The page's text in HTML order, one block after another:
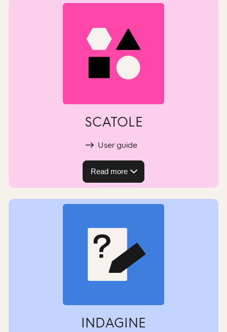
SCATOLE
User guide
Read more
INDAGINE